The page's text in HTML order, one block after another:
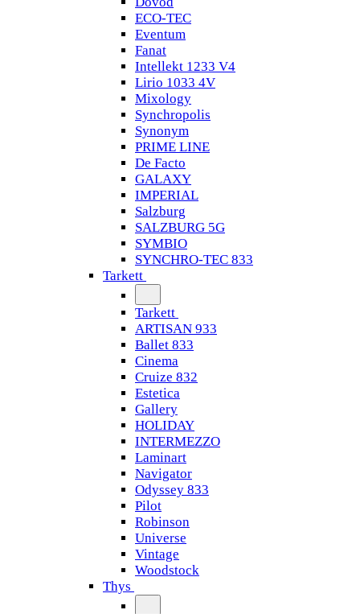
ECO-TEC
Eventum
Fanat
Intellekt 1233 V4
Lirio 1033 4V
Mixology
Synchropolis
Synonym
PRIME LINE
De Facto
GALAXY
IMPERIAL
Salzburg
SALZBURG 5G
SYMBIO
SYNCHRO-TEC 833
Tarkett
Tarkett
ARTISAN 933
Ballet 833
Cinema
Cruize 832
Estetica
Gallery
HOLIDAY
INTERMEZZO
Laminart
Navigator
Odyssey 833
Pilot
Robinson
Universe
Vintage
Woodstock
Thys